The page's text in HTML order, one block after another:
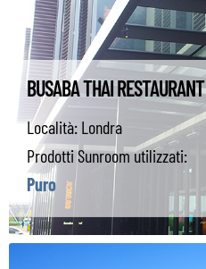
BUSABA THAI RESTAURANT
Località: Londra
Prodotti Sunroom utilizzati:
Puro